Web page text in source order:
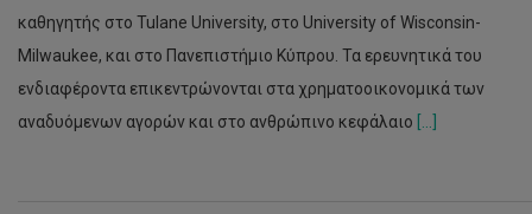
καθηγητής στο Tulane University, στο University of Wisconsin-
Milwaukee, και στο Πανεπιστήμιο Κύπρου. Τα ερευνητικά του
ενδιαφέροντα επικεντρώνονται στα χρηματοοικονομικά των
αναδυόμενων αγορών και στο ανθρώπινο κεφάλαιο